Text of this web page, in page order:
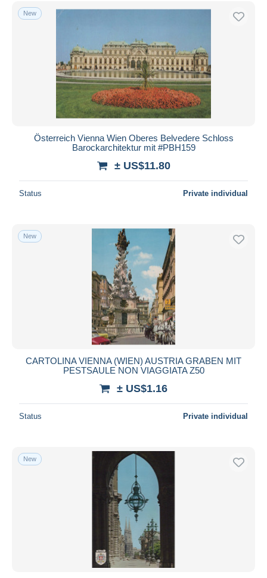
Free shipping
PayPal
Bank transfer
Visa
MasterCard
Bancontact
Maestro
Seller's residence
Submit
New
Österreich Vienna Wien Oberes Belvedere Schloss
Barockarchitektur mit #PBH159
± US$11.80
Status Private individual
New
CARTOLINA VIENNA (WIEN) AUSTRIA GRABEN MIT
PESTSAULE NON VIAGGIATA Z50
± US$1.16
Status Private individual
New